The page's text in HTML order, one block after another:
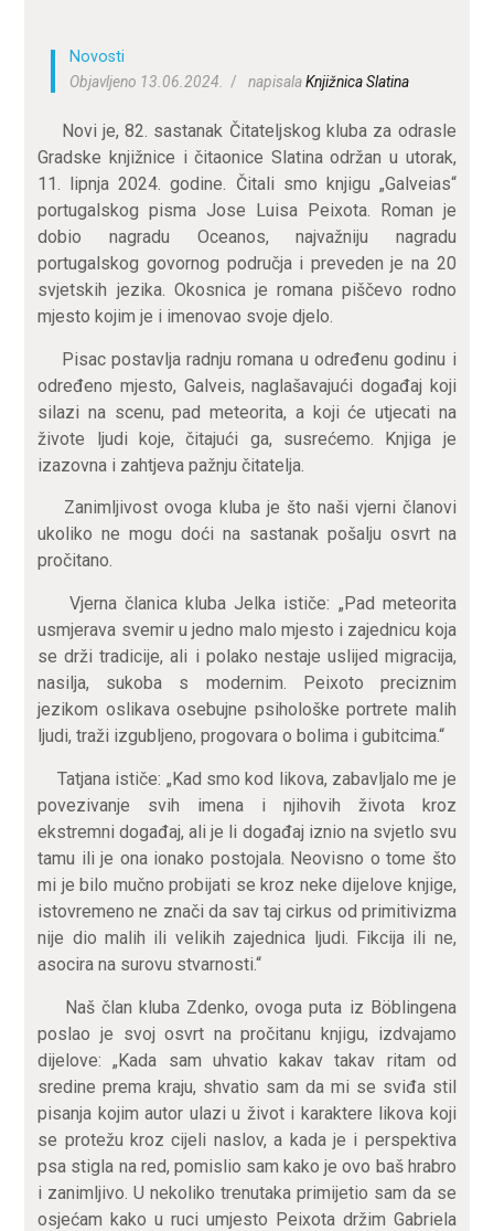
Novosti
Objavljeno 13.06.2024.
napisalaKnjižnica Slatina
Novi je, 82. sastanak Čitateljskog kluba za odrasle
Gradske knjižnice i čitaonice Slatina održan u utorak,
11. lipnja 2024. godine. Čitali smo knjigu „Galveias“
portugalskog pisma Jose Luisa Peixota. Roman je
dobio nagradu Oceanos, najvažniju nagradu
portugalskog govornog područja i preveden je na 20
svjetskih jezika. Okosnica je romana piščevo rodno
mjesto kojim je i imenovao svoje djelo.
Pisac postavlja radnju romana u određenu godinu i
određeno mjesto, Galveis, naglašavajući događaj koji
silazi na scenu, pad meteorita, a koji će utjecati na
živote ljudi koje, čitajući ga, susrećemo. Knjiga je
izazovna i zahtjeva pažnju čitatelja.
Zanimljivost ovoga kluba je što naši vjerni članovi
ukoliko ne mogu doći na sastanak pošalju osvrt na
pročitano.
Vjerna članica kluba Jelka ističe: „Pad meteorita
usmjerava svemir u jedno malo mjesto i zajednicu koja
se drži tradicije, ali i polako nestaje uslijed migracija,
nasilja, sukoba s modernim. Peixoto preciznim
jezikom oslikava osebujne psihološke portrete malih
ljudi, traži izgubljeno, progovara o bolima i gubitcima.“
Tatjana ističe: „Kad smo kod likova, zabavljalo me je
povezivanje svih imena i njihovih života kroz
ekstremni događaj, ali je li događaj iznio na svjetlo svu
tamu ili je ona ionako postojala. Neovisno o tome što
mi je bilo mučno probijati se kroz neke dijelove knjige,
istovremeno ne znači da sav taj cirkus od primitivizma
nije dio malih ili velikih zajednica ljudi. Fikcija ili ne,
asocira na surovu stvarnosti.“
Naš član kluba Zdenko, ovoga puta iz Böblingena
poslao je svoj osvrt na pročitanu knjigu, izdvajamo
dijelove: „Kada sam uhvatio kakav takav ritam od
sredine prema kraju, shvatio sam da mi se sviđa stil
pisanja kojim autor ulazi u život i karaktere likova koji
se protežu kroz cijeli naslov, a kada je i perspektiva
psa stigla na red, pomislio sam kako je ovo baš hrabro
i zanimljivo. U nekoliko trenutaka primijetio sam da se
osjećam kako u ruci umjesto Peixota držim Gabriela